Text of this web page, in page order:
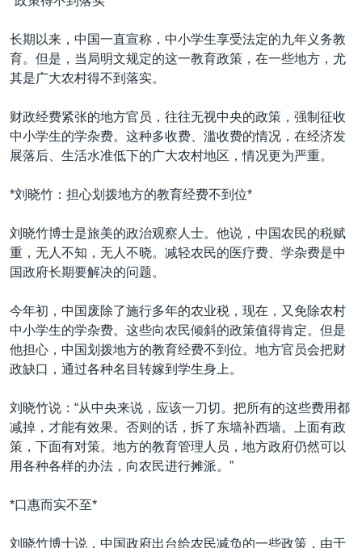
长期以来，中国一直宣称，中小学生享受法定的九年义务教
育。但是，当局明文规定的这一教育政策，在一些地方，尤
其是广大农村得不到落实。
财政经费紧张的地方官员，往往无视中央的政策，强制征收
中小学生的学杂费。这种多收费、滥收费的情况，在经济发
展落后、生活水准低下的广大农村地区，情况更为严重。
*刘晓竹：担心划拨地方的教育经费不到位*
刘晓竹博士是旅美的政治观察人士。他说，中国农民的税赋
重，无人不知，无人不晓。减轻农民的医疗费、学杂费是中
国政府长期要解决的问题。
今年初，中国废除了施行多年的农业税，现在，又免除农村
中小学生的学杂费。这些向农民倾斜的政策值得肯定。但是
他担心，中国划拨地方的教育经费不到位。地方官员会把财
政缺口，通过各种名目转嫁到学生身上。
刘晓竹说：“从中央来说，应该一刀切。把所有的这些费用都
减掉，才能有效果。否则的话，拆了东墙补西墙。上面有政
策，下面有对策。地方的教育管理人员，地方政府仍然可以
用各种各样的办法，向农民进行摊派。”
*口惠而实不至*
刘晓竹博士说，中国政府出台给农民减负的一些政策，由于